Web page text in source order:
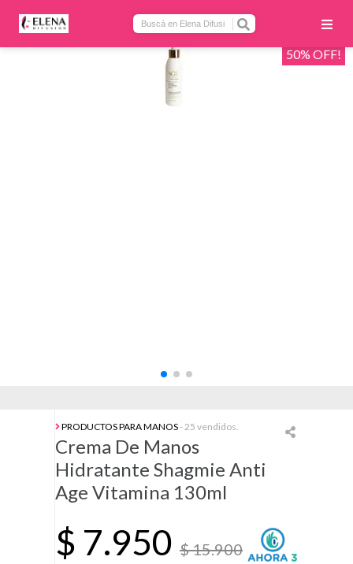
50% OFF!
PRODUCTOS PARA MANOS- 25 vendidos.
Crema De Manos
Hidratante Shagmie Anti
Age Vitamina 130ml
$ 7.950 $ 15.900